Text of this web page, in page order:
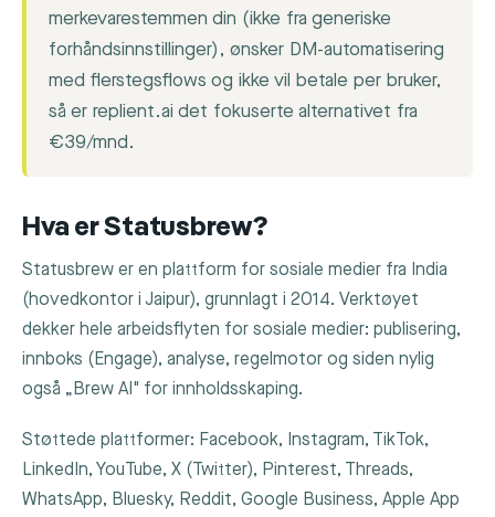
merkevarestemmen din (ikke fra generiske
forhåndsinnstillinger), ønsker DM-automatisering
med flerstegsflows og ikke vil betale per bruker,
så er replient.ai det fokuserte alternativet fra
€39/mnd.
Hva er Statusbrew?
Statusbrew er en plattform for sosiale medier fra India
(hovedkontor i Jaipur), grunnlagt i 2014. Verktøyet
dekker hele arbeidsflyten for sosiale medier: publisering,
innboks (Engage), analyse, regelmotor og siden nylig
også „Brew AI" for innholdsskaping.
Støttede plattformer: Facebook, Instagram, TikTok,
LinkedIn, YouTube, X (Twitter), Pinterest, Threads,
WhatsApp, Bluesky, Reddit, Google Business, Apple App